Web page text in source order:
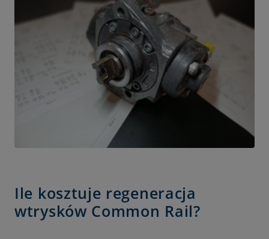
Ile kosztuje regeneracja
wtrysków Common Rail?